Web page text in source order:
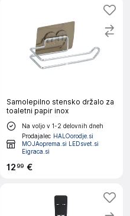
Samolepilno stensko držalo za
toaletni papir inox
Na voljo v 1-2 delovnih dneh
Prodajalec HALOorodje.si
MOJAoprema.si LEDsvet.si
Eigraca.si
1299 €